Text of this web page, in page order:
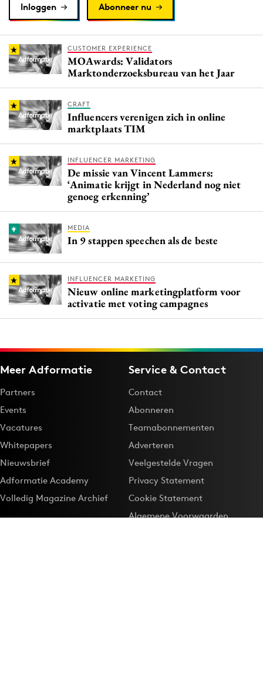
Reputatie & crisis
Inloggen Abonneer nu
CUSTOMER EXPERIENCE
MOAwards: Validators
Marktonderzoeksbureau van het Jaar
CRAFT
Influencers verenigen zich in online
marktplaats TIM
INFLUENCER MARKETING
De missie van Vincent Lammers:
‘Animatie krijgt in Nederland nog niet
genoeg erkenning’
MEDIA
In 9 stappen speechen als de beste
INFLUENCER MARKETING
Nieuw online marketingplatform voor
activatie met voting campagnes
Meer Adformatie
Partners
Events
Vacatures
Whitepapers
Nieuwsbrief
Adformatie Academy
Volledig Magazine Archief
Service & Contact
Contact
Abonneren
Teamabonnementen
Adverteren
Veelgestelde Vragen
Privacy Statement
Cookie Statement
Algemene Voorwaarden